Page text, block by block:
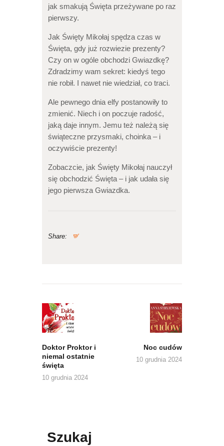
jak smakują Święta przeżywane po raz
pierwszy.
Jak Święty Mikołaj spędza czas w
Święta, gdy już rozwiezie prezenty?
Czy on w ogóle obchodzi Gwiazdkę?
Zdradzimy wam sekret: kiedyś tego
nie robił. I nawet nie wiedział, co traci.
Ale pewnego dnia elfy postanowiły to
zmienić. Niech i on poczuje radość,
jaką daje innym. Jemu też należą się
świąteczne przysmaki, choinka – i
oczywiście prezenty!
Zobaczcie, jak Święty Mikołaj nauczył
się obchodzić Święta – i jak udała się
jego pierwsza Gwiazdka.
Share:
wpisu
Doktor Proktor i
niemal ostatnie
święta
10 grudnia 2024
Noc cudów
10 grudnia 2024
Szukaj